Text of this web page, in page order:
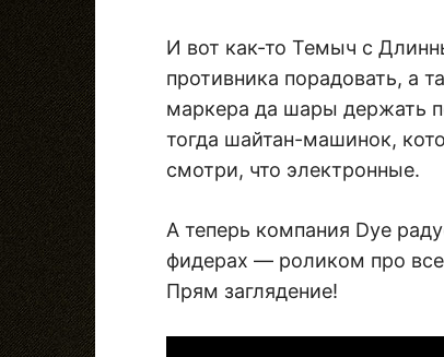
И вот как-то Темыч с
противника порадовать, а
маркера да шары держать
тогда шайтан-машинок,
смотри, что электронные.
А теперь компания Dye
фидерах — роликом про
Прям заглядение!